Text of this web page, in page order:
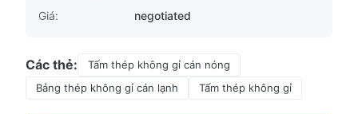
Giá:
negotiated
Các thẻ:
Tấm thép không gỉ cán nóng
Bảng thép không gỉ cán lạnh
Tấm thép không gỉ